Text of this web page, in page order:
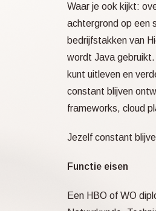
Waar je ook kijkt:
achtergrond op een
bedrijfstakken van
wordt Java
kunt uitleven en
constant blijven
frameworks, cloud
Jezelf constant
Functie eisen
Een HBO of WO